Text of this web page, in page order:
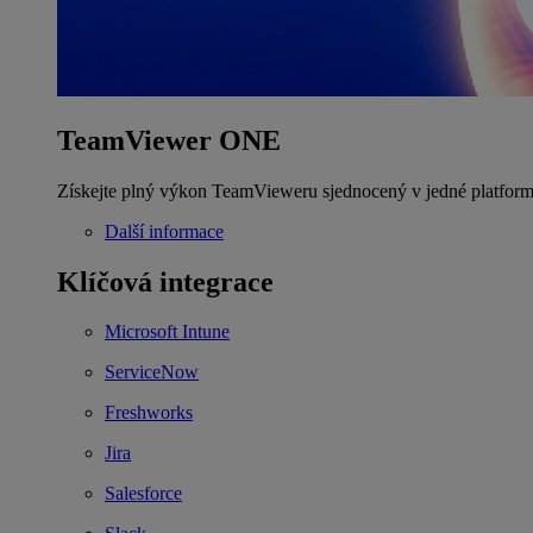
TeamViewer ONE
Získejte plný výkon TeamVieweru sjednocený v jedné
Další informace
Klíčová integrace
Microsoft Intune
ServiceNow
Freshworks
Jira
Salesforce